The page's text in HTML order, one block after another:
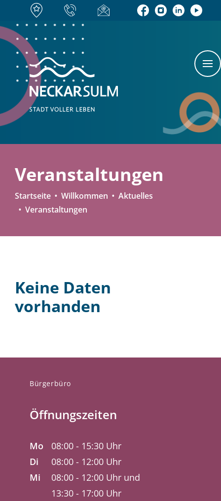
Veranstaltungen
Startseite Willkommen
Aktuelles
Veranstaltungen
Keine Daten
vorhanden
Bürgerbüro
Öffnungszeiten
Mo
08:00 - 15:30 Uhr
Di
08:00 - 12:00 Uhr
Mi
08:00 - 12:00 Uhr und
13:30 - 17:00 Uhr